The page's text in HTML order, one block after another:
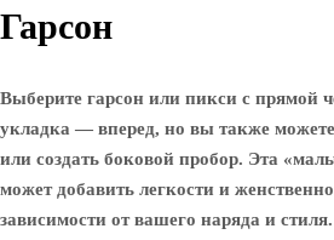
Гарсон
Выберите гарсон или пикси с прямой
укладка — вперед, но вы также можете
или создать боковой пробор. Эта
может добавить легкости и
зависимости от вашего наряда и стиля.